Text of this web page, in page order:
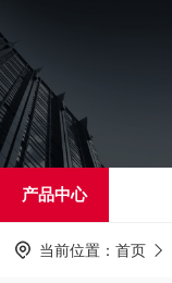
产品中心
当前位置： 首页